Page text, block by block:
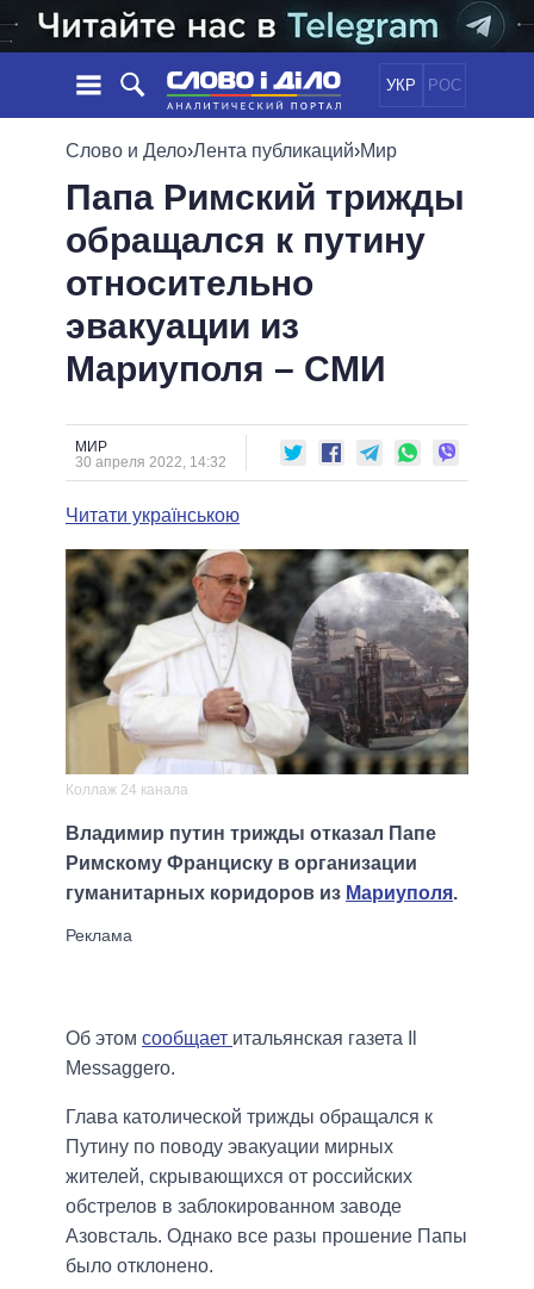
УКР РОС
НОВОСТИ
ЛЕНТА
СОБЫТИЯ
СТАТЬИ
ОБЗОРЫ
ДАЙДЖЕСТЫ
ПОЛИТИКА
ЭКОНОМИКА
ОБЩЕСТВО
ОБЕЩАНИЯ
ПОЛИТИКИ
ПРЕЗИДЕНТ И ОФИС
ВЕРХОВНАЯ РАДА
ГЛАВЫ ОБЛАДМИНИСТРАЦИЙ
МЭРЫ
ВСЕ ПЕРСОНЫ
ВИДЕО
СРАВНЕНИЕ ПОЛИТИКОВ
Слово и Дело›Лента публикаций›Мир
Папа Римский трижды
обращался к путину
относительно
эвакуации из
Мариуполя – СМИ
МИР
30 апреля 2022, 14:32
Читати українською
Коллаж 24 канала
Владимир путин трижды отказал Папе
Римскому Франциску в организации
гуманитарных коридоров из Мариуполя.
Об этом сообщает итальянская газета Il
Messaggero.
Глава католической трижды обращался к
Путину по поводу эвакуации мирных
жителей, скрывающихся от российских
обстрелов в заблокированном заводе
Азовсталь. Однако все разы прошение Папы
было отклонено.